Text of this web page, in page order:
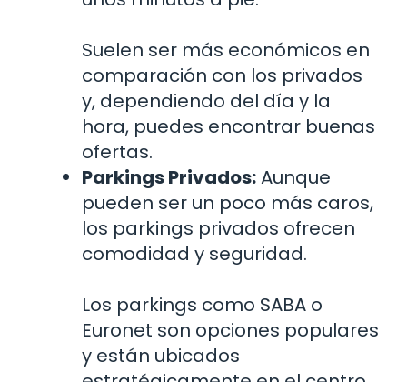
Suelen ser más económicos en
comparación con los privados
y, dependiendo del día y la
hora, puedes encontrar buenas
ofertas.
Parkings Privados:Aunque
pueden ser un poco más caros,
los parkings privados ofrecen
comodidad y seguridad.
Los parkings como SABA o
Euronet son opciones populares
y están ubicados